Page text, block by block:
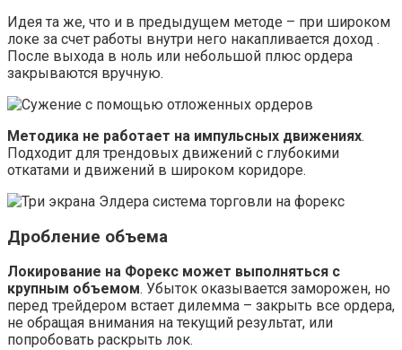
Идея та же, что и в предыдущем методе – при широком
локе за счет работы внутри него накапливается доход .
После выхода в ноль или небольшой плюс ордера
закрываются вручную.
Методика не работает на импульсных движениях.
Подходит для трендовых движений с глубокими
откатами и движений в широком коридоре.
Дробление объема
Локирование на Форекс может выполняться с
крупным объемом. Убыток оказывается заморожен, но
перед трейдером встает дилемма – закрыть все ордера,
не обращая внимания на текущий результат, или
попробовать раскрыть лок.